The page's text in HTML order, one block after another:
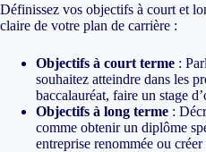
Définissez vos objectifs à court et
claire de votre plan de carrière :
Objectifs à court terme :
souhaitez atteindre dans les
baccalauréat, faire un stage
Objectifs à long terme :
comme obtenir un diplôme
entreprise renommée ou